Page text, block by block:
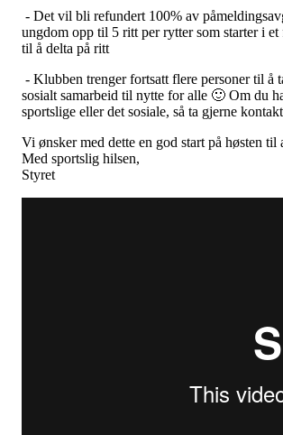
- Det vil bli refundert 100% av
ungdom opp til 5 ritt per rytter som starter i
til å delta på ritt
- Klubben trenger fortsatt flere personer til å
sosialt samarbeid til nytte for alle 🙂 Om du
sportslige eller det sosiale, så ta gjerne
Vi ønsker med dette en god start på høsten til
Med sportslig hilsen,
Styret